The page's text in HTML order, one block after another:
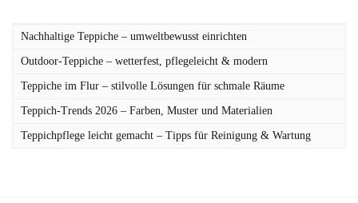
Nachhaltige Teppiche – umweltbewusst einrichten
Outdoor-Teppiche – wetterfest, pflegeleicht & modern
Teppiche im Flur – stilvolle Lösungen für schmale Räume
Teppich-Trends 2026 – Farben, Muster und Materialien
Teppichpflege leicht gemacht – Tipps für Reinigung & Wartung